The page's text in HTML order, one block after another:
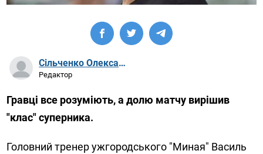
Сільченко Олександр Артурович
Редактор
Гравці все розуміють, а долю матчу вирішив
"клас" суперника.
Головний тренер ужгородського "Миная" Василь